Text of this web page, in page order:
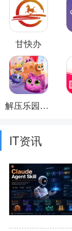
甘快办
解压乐园模拟器
IT资讯